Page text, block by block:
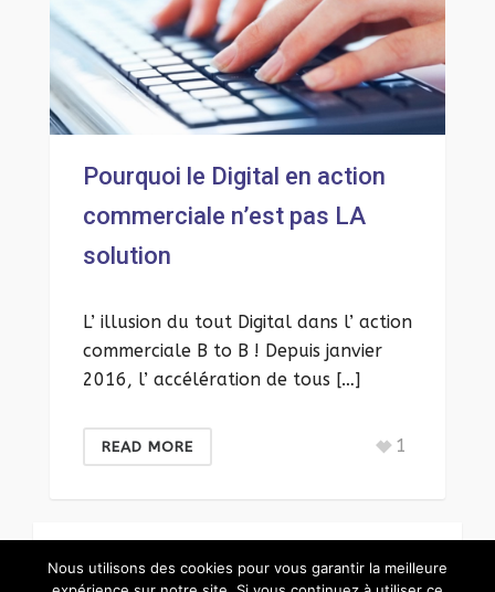
Pourquoi le Digital en action
commerciale n’est pas LA
solution
L’ illusion du tout Digital dans l’ action
commerciale B to B ! Depuis janvier
2016, l’ accélération de tous […]
READ MORE 1
Nous utilisons des cookies pour vous garantir la meilleure